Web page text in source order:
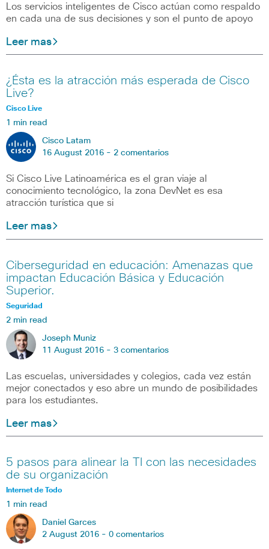
Los servicios inteligentes de Cisco actúan como respaldo
en cada una de sus decisiones y son el punto de apoyo
Leer mas
¿Ésta es la atracción más esperada de Cisco
Live?
Cisco Live
1 min read
Cisco Latam
16 August 2016 - 2 comentarios
Si Cisco Live Latinoamérica es el gran viaje al
conocimiento tecnológico, la zona DevNet es esa
atracción turística que si
Leer mas
Ciberseguridad en educación: Amenazas que
impactan Educación Básica y Educación
Superior.
Seguridad
2 min read
Joseph Muniz
11 August 2016 - 3 comentarios
Las escuelas, universidades y colegios, cada vez están
mejor conectados y eso abre un mundo de posibilidades
para los estudiantes.
Leer mas
5 pasos para alinear la TI con las necesidades
de su organización
Internet de Todo
1 min read
Daniel Garces
2 August 2016 - 0 comentarios